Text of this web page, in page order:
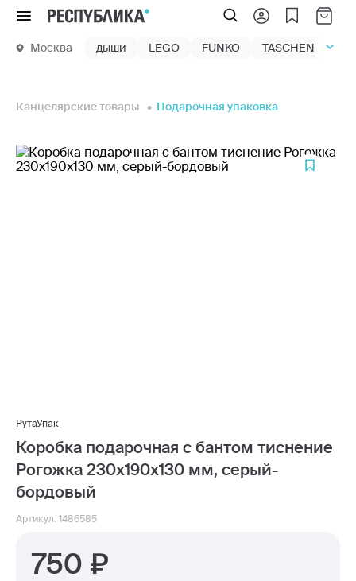
Меню
Москва дыши LEGO FUNKO TASCHEN
Канцелярские товары Подарочная упаковка
РутаУпак
Коробка подарочная с бантом тиснение
Рогожка 230х190х130 мм, серый-
бордовый
Артикул: 1486585
750